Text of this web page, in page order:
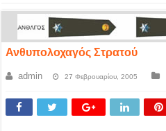
Ανθυπολοχαγός Στρατού
admin 27 Φεβρουαρίου, 2005